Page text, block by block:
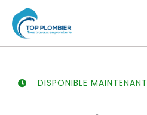
contenu
DISPONIBLE MAINTENANT